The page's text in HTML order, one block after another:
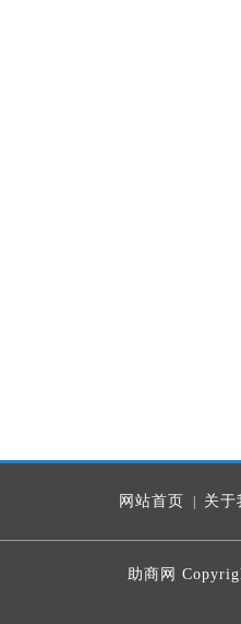
网站首页 关于
助商网